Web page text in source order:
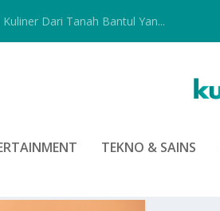
Dari Tanah Bantul Yan...
TEKNO & SAINS